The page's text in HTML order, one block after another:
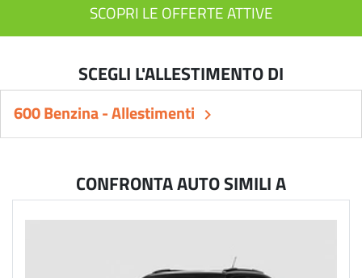
SCOPRI LE OFFERTE ATTIVE
SCEGLI L'ALLESTIMENTO DI
600 Benzina - Allestimenti keyboard_arrow_right
CONFRONTA AUTO SIMILI A